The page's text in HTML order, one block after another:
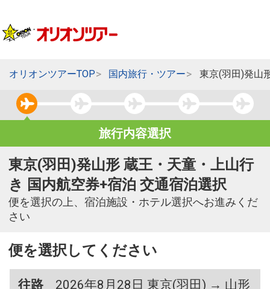
オリオンツアーTOP 国内旅行・ツアー 東京(羽田)発山
旅行内容選択
東京(羽田)発山形 蔵王・天童・上山行
き 国内航空券+宿泊 交通宿泊選択
便を選択の上、宿泊施設・ホテル選択へお進みくだ
さい
便を選択してください
往路
2026年8月28日 東京(羽田) → 山形